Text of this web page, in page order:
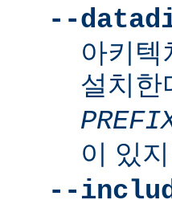
--
아키
설치한
이 있
--